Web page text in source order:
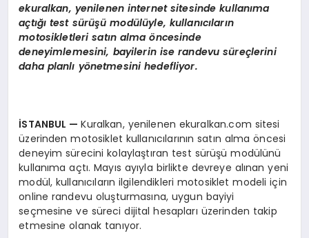
ekuralkan, yenilenen internet sitesinde kullanıma
açtığı test sürüşümodülüyle, kullanıcıların
motosikletleri satın almaöncesinde
deneyimlemesini, bayilerin ise randevu süreçlerini
daha planlı yönetmesini hedefliyor.
İSTANBUL —Kuralkan, yenilenen ekuralkan.com sitesi
üzerinden motosiklet kullanıcılarının satın alma öncesi
deneyim sürecini kolaylaştıran test sürüşü modülünü
kullanıma açtı. Mayıs ayıyla birlikte devreye alınan yeni
modül, kullanıcıların ilgilendikleri motosiklet modeli için
online randevu oluşturmasına, uygun bayiyi
seçmesine ve süreci dijital hesapları üzerinden takip
etmesine olanak tanıyor.